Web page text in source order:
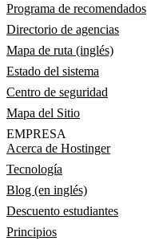
Programa de recomendados
Directorio de agencias
Mapa de ruta (inglés)
Estado del sistema
Centro de seguridad
Mapa del Sitio
EMPRESA
Acerca de Hostinger
Tecnología
Blog (en inglés)
Descuento estudiantes
Principios